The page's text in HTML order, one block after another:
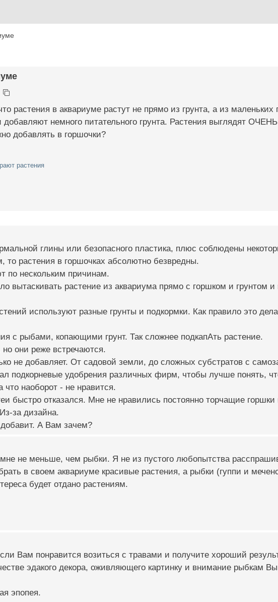
растения в аквариуме растут не прямо из грунта, а из
добавляют немного питательного грунта. Растения выглядят
добавлять в горшочки?
растения
глины или безопасного пластика, плюс соблюдены
то растения в горшочках абсолютно безвредны.
по нескольким причинам.
вытаскивать растение из аквариума прямо с горшком и грунтом
используют разные грунты и подкормки. Как правило это
с рыбами, копающими грунт. Так сложнее подкапАть растение.
они реже встречаются.
не добавляет. От садовой земли, до сложных субстратов с
подкорневые удобрения различных фирм, чтобы лучше понять,
что наоборот - не нравится.
быстро отказался. Мне не нравились постоянно торчащие
за дизайна.
А Вам зачем?
не меньше, чем рыбки. Я не из пустого любопытства
в своем аквариуме красивые растения, а рыбки (гуппи и
будет отдано растениям.
Вам понравится возиться с травами и получите хороший
эдакого декора, оживляющего картинку и внимание рыбкам Вы
эпопея.